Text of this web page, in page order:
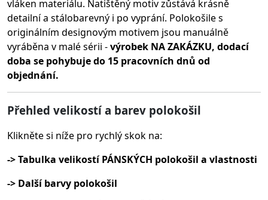
vláken materiálu. Natištěný motiv zůstává krásně
detailní a stálobarevný i po vyprání. Polokošile s
originálním designovým motivem jsou manuálně
vyráběna v malé sérii -výrobek NA ZAKÁZKU, dodací
doba se pohybuje do 15 pracovních dnů od
objednání.
Přehled velikostí a barev polokošil
Klikněte si níže pro rychlý skok na:
-> Tabulka velikostí PÁNSKÝCH polokošil a vlastnosti
-> Další barvy polokošil